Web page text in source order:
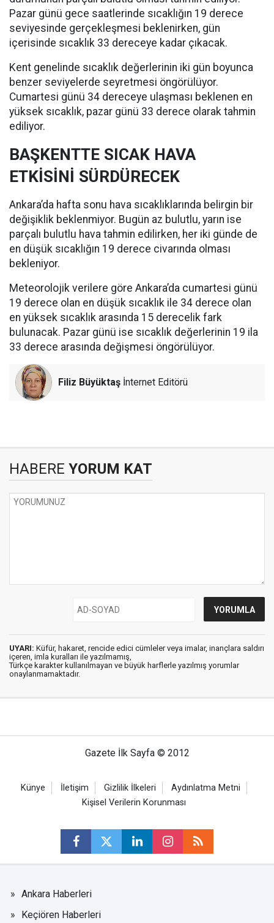
Pazar günü gece saatlerinde sıcaklığın 19 derece
seviyesinde gerçekleşmesi beklenirken, gün
içerisinde sıcaklık 33 dereceye kadar çıkacak.
Kent genelinde sıcaklık değerlerinin iki gün boyunca
benzer seviyelerde seyretmesi öngörülüyor.
Cumartesi günü 34 dereceye ulaşması beklenen en
yüksek sıcaklık, pazar günü 33 derece olarak tahmin
ediliyor.
BAŞKENTTE SICAK HAVA
ETKİSİNİ SÜRDÜRECEK
Ankara’da hafta sonu hava sıcaklıklarında belirgin bir
değişiklik beklenmiyor. Bugün az bulutlu, yarın ise
parçalı bulutlu hava tahmin edilirken, her iki günde de
en düşük sıcaklığın 19 derece civarında olması
bekleniyor.
Meteorolojik verilere göre Ankara’da cumartesi günü
19 derece olan en düşük sıcaklık ile 34 derece olan
en yüksek sıcaklık arasında 15 derecelik fark
bulunacak. Pazar günü ise sıcaklık değerlerinin 19 ila
33 derece arasında değişmesi öngörülüyor.
Filiz Büyüktaş İnternet Editörü
HABERE YORUM KAT
UYARI: Küfür, hakaret, rencide edici cümleler veya imalar, inançlara saldırı
içeren, imla kuralları ile yazılmamış,
Türkçe karakter kullanılmayan ve büyük harflerle yazılmış yorumlar
onaylanmamaktadır.
Gazete İlk Sayfa © 2012
Künye İletişim Gizlilik İlkeleri
Aydınlatma Metni
Kişisel Verilerin Korunması
Ankara Haberleri
Keçiören Haberleri